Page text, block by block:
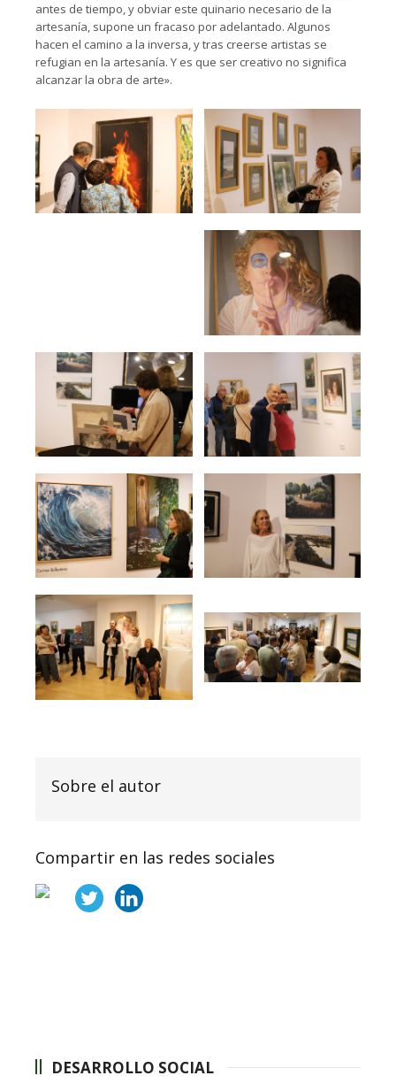
antes de tiempo, y obviar este quinario necesario de la
artesanía, supone un fracaso por adelantado. Algunos
hacen el camino a la inversa, y tras creerse artistas se
refugian en la artesanía. Y es que ser creativo no significa
alcanzar la obra de arte».
Sobre el autor
Compartir en las redes sociales
DESARROLLO SOCIAL